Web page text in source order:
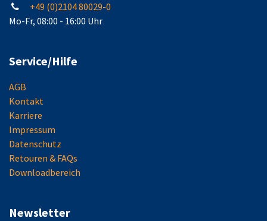
+49 (0)2104 80029-0
Mo-Fr, 08:00 - 16:00 Uhr
Service/Hilfe
AGB
Kontakt
Karriere
Impressum
Datenschutz
Retouren & FAQs
Downloadbereich
Newsletter